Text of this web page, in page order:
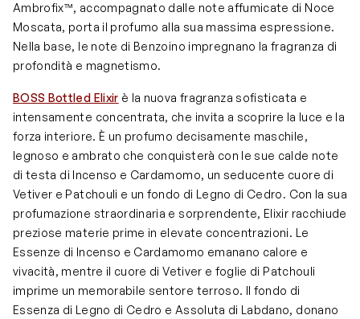
Ambrofix™, accompagnato dalle note affumicate di Noce
Moscata, porta il profumo alla sua massima espressione.
Nella base, le note di Benzoino impregnano la fragranza di
profondità e magnetismo.
BOSS Bottled Elixir è la nuova fragranza sofisticata e
intensamente concentrata, che invita a scoprire la luce e la
forza interiore. È un profumo decisamente maschile,
legnoso e ambrato che conquisterà con le sue calde note
di testa di Incenso e Cardamomo, un seducente cuore di
Vetiver e Patchouli e un fondo di Legno di Cedro. Con la sua
profumazione straordinaria e sorprendente, Elixir racchiude
preziose materie prime in elevate concentrazioni. Le
Essenze di Incenso e Cardamomo emanano calore e
vivacità, mentre il cuore di Vetiver e foglie di Patchouli
imprime un memorabile sentore terroso. Il fondo di
Essenza di Legno di Cedro e Assoluta di Labdano, donano